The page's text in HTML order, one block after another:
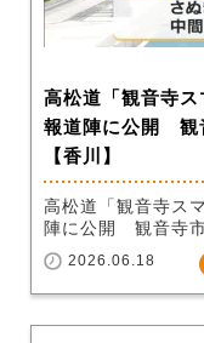
高松道「観音寺
報道陣に公開 観
【香川】
高松道「観音寺ス
陣に公開 観音寺市
2026.06.18